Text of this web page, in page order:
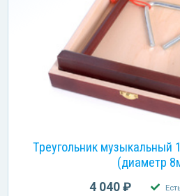
Треугольник музыкальный
(диаметр
4 040 ₽